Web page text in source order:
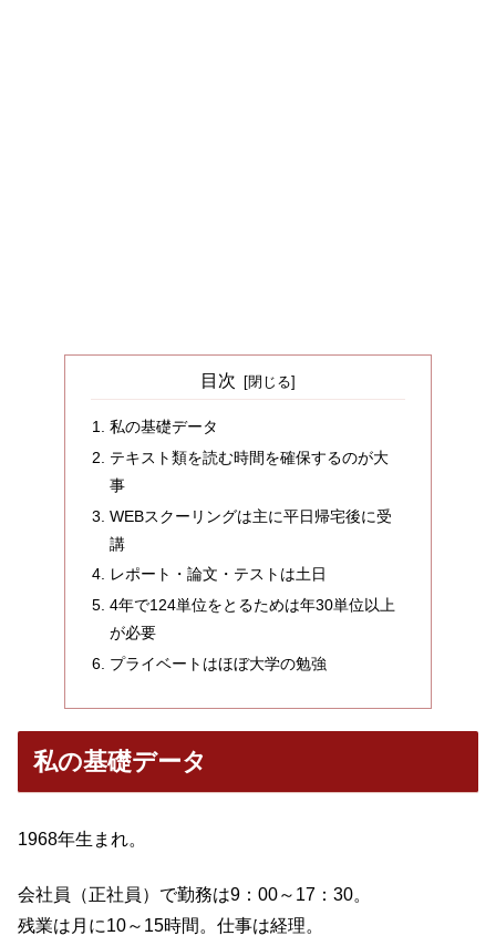
目次
私の基礎データ
テキスト類を読む時間を確保するのが大
事
WEBスクーリングは主に平日帰宅後に受
講
レポート・論文・テストは土日
4年で124単位をとるためは年30単位以上
が必要
プライベートはほぼ大学の勉強
私の基礎データ
1968年生まれ。
会社員（正社員）で勤務は9：00～17：30。
残業は月に10～15時間。仕事は経理。